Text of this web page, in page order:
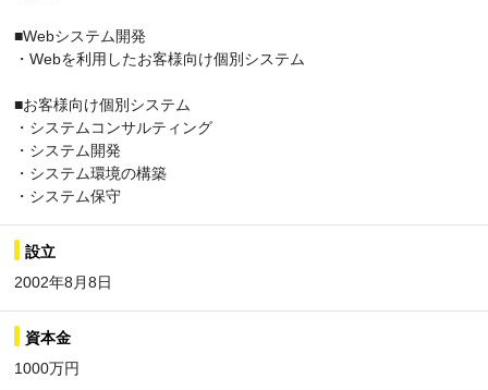
■Webシステム開発
・Webを利用したお客様向け個別システム
■お客様向け個別システム
・システムコンサルティング
・システム開発
・システム環境の構築
・システム保守
設立
2002年8月8日
資本金
1000万円